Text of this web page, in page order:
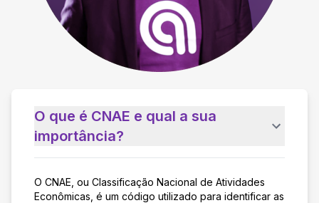
O que é CNAE e qual a sua
importância?
O CNAE, ou Classificação Nacional de Atividades
Econômicas, é um código utilizado para identificar as